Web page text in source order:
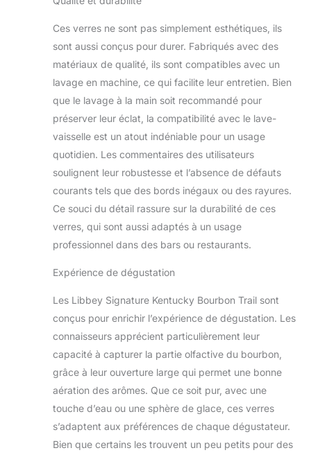
référer au site Web
Libbey pour les
instructions d'entretien
et de manipulation Les
produits internationaux
ont des conditions
distinctes, sont vendus
depuis l'étranger et
peuvent différer des
produits locaux,
notamment en ce qui
la classification par âge
et la langue du produit,
l'étiquetage ou les
instructions.
Ces verres ne sont pas simplement esthétiques, ils
sont aussi conçus pour durer. Fabriqués avec des
matériaux de qualité, ils sont compatibles avec un
lavage en machine, ce qui facilite leur entretien. Bien
que le lavage à la main soit recommandé pour
préserver leur éclat, la compatibilité avec le lave-
vaisselle est un atout indéniable pour un usage
quotidien. Les commentaires des utilisateurs
soulignent leur robustesse et l’absence de défauts
courants tels que des bords inégaux ou des rayures.
Ce souci du détail rassure sur la durabilité de ces
verres, qui sont aussi adaptés à un usage
professionnel dans des bars ou restaurants.
Expérience de dégustation
Les Libbey Signature Kentucky Bourbon Trail sont
conçus pour enrichir l’expérience de dégustation. Les
connaisseurs apprécient particulièrement leur
capacité à capturer la partie olfactive du bourbon,
grâce à leur ouverture large qui permet une bonne
aération des arômes. Que ce soit pur, avec une
touche d’eau ou une sphère de glace, ces verres
s’adaptent aux préférences de chaque dégustateur.
Bien que certains les trouvent un peu petits pour des